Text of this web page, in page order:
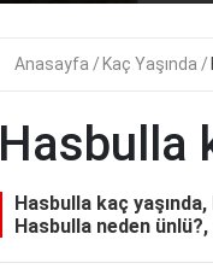
Anasayfa Kaç Yaşında
Hasbulla
Hasbulla kaç
Hasbulla neden